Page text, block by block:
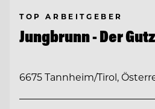
TOP ARBEITGEBER
Jungbrunn - Der
6675 Tannheim/Tirol,